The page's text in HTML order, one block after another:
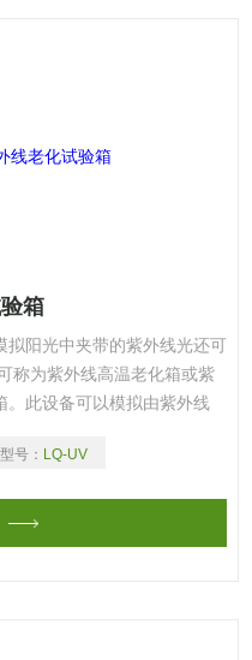
箱
拟阳光中夹带的紫外线光还可
称为紫外线高温老化箱或紫
。此设备可以模拟由紫外线
射的效果，利用冷凝拟湿气
型号： LQ-UV